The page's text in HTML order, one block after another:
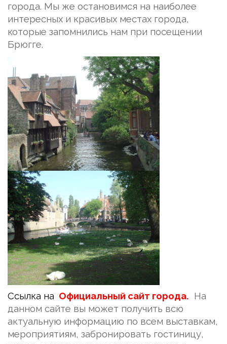
города. Мы же остановимся на наиболее
интересных и красивых местах города,
которые запомнились нам при посещении
Брюгге.
Ссылка на Официальный сайт города. На
данном сайте вы может получить всю
актуальную информацию по всем выставкам,
мероприятиям, забронировать гостиницу,